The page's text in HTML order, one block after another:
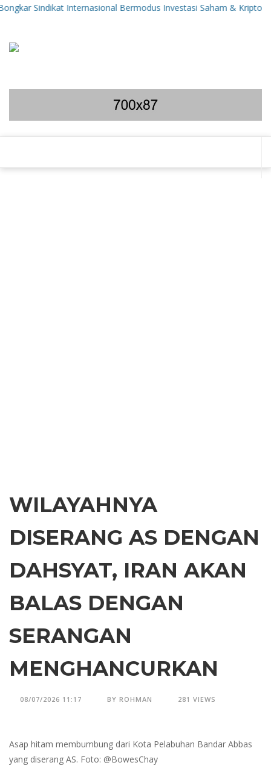
Sindikat Internasional Bermodus Investasi Saham & Kripto
WILAYAHNYA
DISERANG AS DENGAN
DAHSYAT, IRAN AKAN
BALAS DENGAN
SERANGAN
MENGHANCURKAN
08/07/2026 11:17 BY ROHMAN 281 VIEWS
Asap hitam membumbung dari Kota Pelabuhan Bandar Abbas
yang diserang AS. Foto: @BowesChay